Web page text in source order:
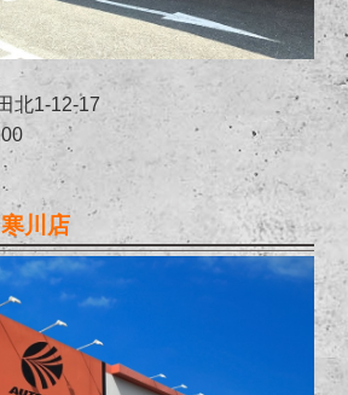
北1-12-17
川店